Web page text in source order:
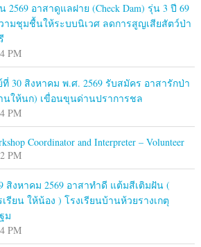
อาสาดูแลฝาย (Check Dam) รุ่น 3 ปี 69
มชุมชื้นให้ระบบนิเวศ ลดการสูญเสียสัตว์ป่า
PM
30 สิงหาคม พ.ศ. 2569 รับสมัคร อาสารักป่า
นให้นก) เขื่อนขุนด่านปราการชล
PM
Coordinator and Interpreter – Volunteer
PM
สิงหาคม 2569 อาสาทำดี แต้มสีเติมฝัน (
ยน ให้น้อง ) โรงเรียนบ้านห้วยรางเกตุ
ม
PM